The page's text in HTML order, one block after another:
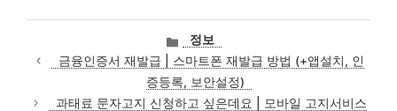
카
테
고
리
정보
금융인증서 재발급 | 스마트폰 재발급 방법 (+앱설치, 인
증등록, 보안설정)
과태료 문자고지 신청하고 싶은데요 | 모바일 고지서비스